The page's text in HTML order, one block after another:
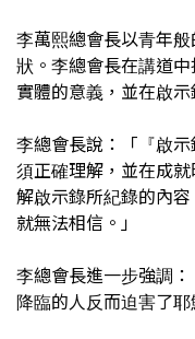
李萬熙總會長以青年
狀。李總會長在講道
實體的意義，並在啟
李總會長說：「『啟
須正確理解，並在成
解啟示錄所紀錄的內
就無法相信。」
李總會長進一步強調
降臨的人反而迫害了耶